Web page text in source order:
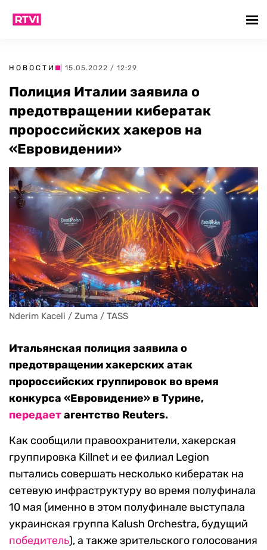
НОВОСТИ | 15.05.2022 / 12:29
Полиция Италии заявила о
предотвращении кибератак
пророссийских хакеров на
«Евровидении»
Nderim Kaceli / Zuma / TASS
Итальянская полиция заявила о
предотвращении хакерских атак
пророссийских группировок во время
конкурса «Евровидение» в Турине,
передаетагентство Reuters.
Как сообщили правоохранители, хакерская
группировка Killnet и ее филиал Legion
пытались совершать несколько кибератак на
сетевую инфраструктуру во время полуфинала
10 мая (именно в этом полуфинале выступала
украинская группа Kalush Orchestra, будущий
победитель), а также зрительского голосования